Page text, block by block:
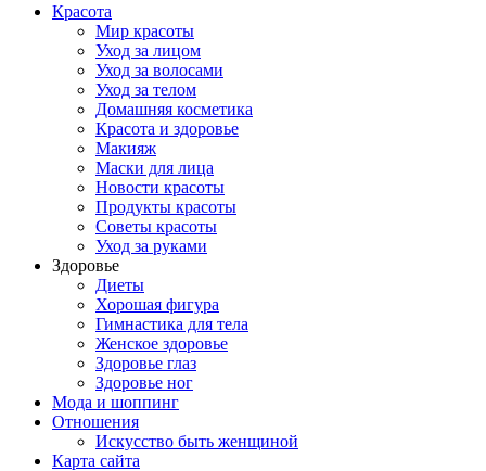
Красота
Мир красоты
Уход за лицом
Уход за волосами
Уход за телом
Домашняя косметика
Красота и здоровье
Макияж
Маски для лица
Новости красоты
Продукты красоты
Советы красоты
Уход за руками
Здоровье
Диеты
Хорошая фигура
Гимнастика для тела
Женское здоровье
Здоровье глаз
Здоровье ног
Мода и шоппинг
Отношения
Искусство быть женщиной
Карта сайта